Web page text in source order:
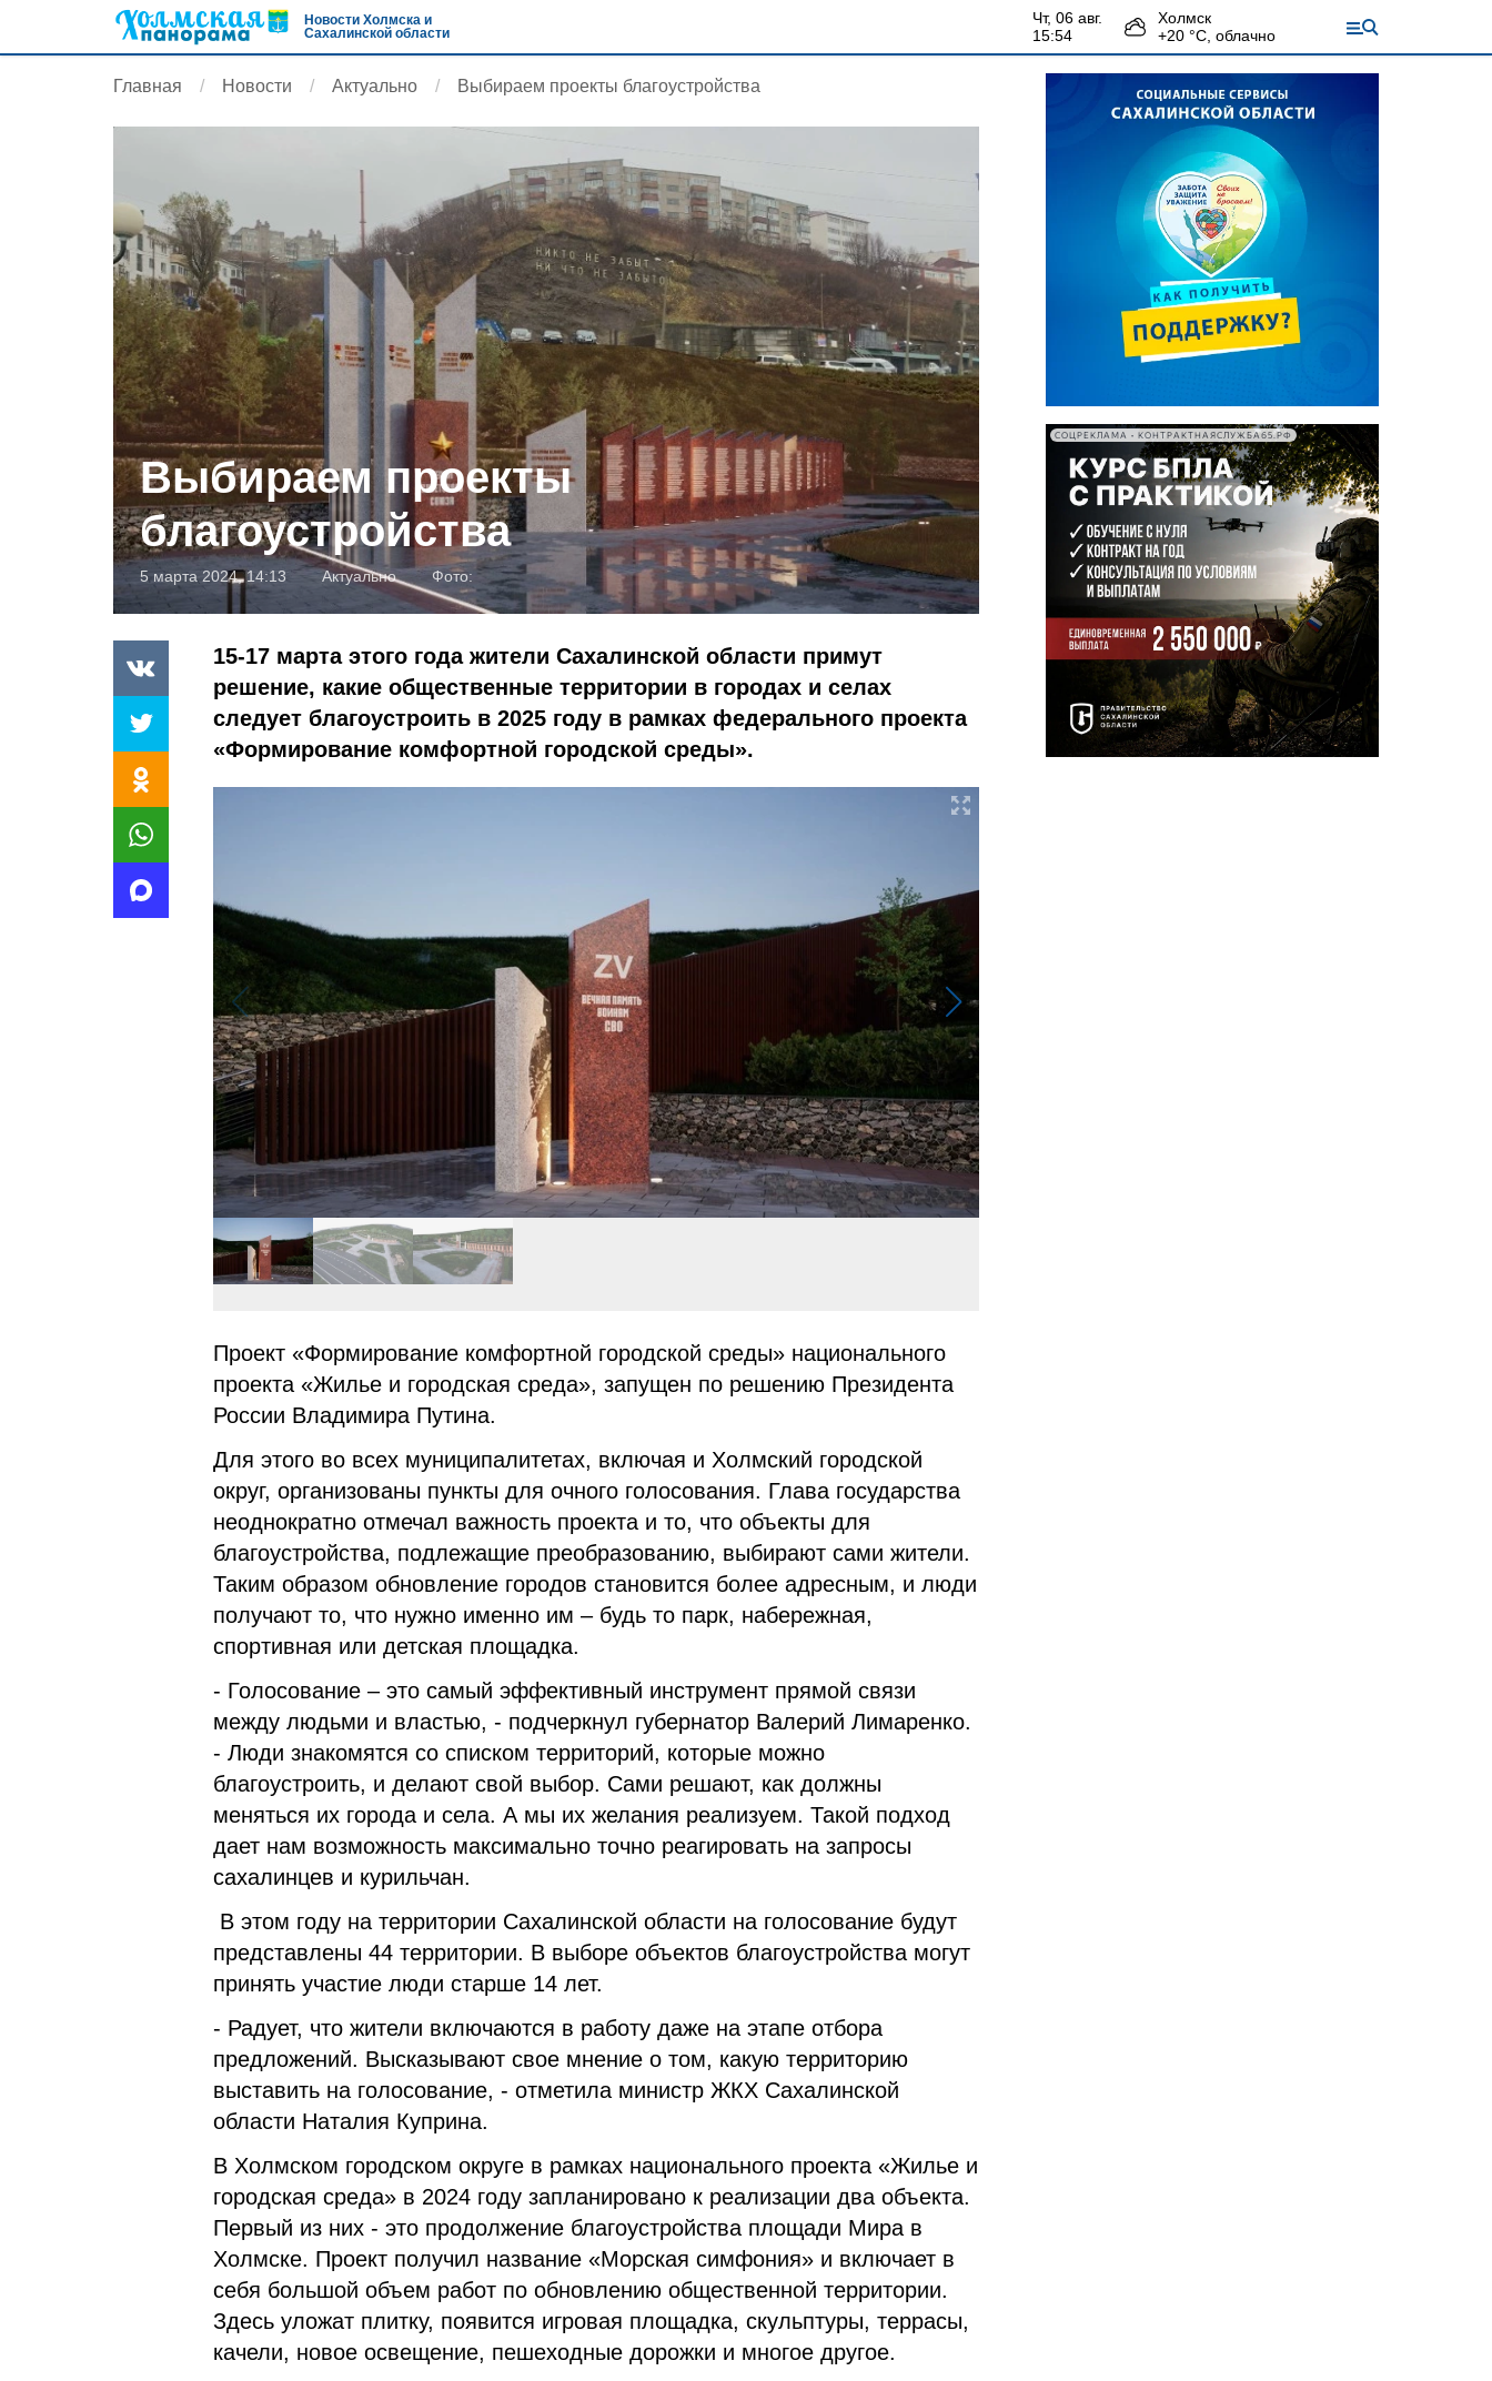
Новости Холмска и
Сахалинской области
чт, 06 авг.
15:54
Холмск
+20 °С, облачно
Главная Новости Актуально Выбираем проекты благоустройства
Выбираем проекты
благоустройства
5 марта 2024, 14:13 Актуально Фото:
15-17 марта этого года жители Сахалинской области примут
решение, какие общественные территории в городах и селах
следует благоустроить в 2025 году в рамках федерального проекта
«Формирование комфортной городской среды».
Проект «Формирование комфортной городской среды» национального
проекта «Жилье и городская среда», запущен по решению Президента
России Владимира Путина.
Для этого во всех муниципалитетах, включая и Холмский городской
округ, организованы пункты для очного голосования. Глава государства
неоднократно отмечал важность проекта и то, что объекты для
благоустройства, подлежащие преобразованию, выбирают сами жители.
Таким образом обновление городов становится более адресным, и люди
получают то, что нужно именно им – будь то парк, набережная,
спортивная или детская площадка.
- Голосование – это самый эффективный инструмент прямой связи
между людьми и властью, - подчеркнул губернатор Валерий Лимаренко.
- Люди знакомятся со списком территорий, которые можно
благоустроить, и делают свой выбор. Сами решают, как должны
меняться их города и села. А мы их желания реализуем. Такой подход
дает нам возможность максимально точно реагировать на запросы
сахалинцев и курильчан.
В этом году на территории Сахалинской области на голосование будут
представлены 44 территории. В выборе объектов благоустройства могут
принять участие люди старше 14 лет.
- Радует, что жители включаются в работу даже на этапе отбора
предложений. Высказывают свое мнение о том, какую территорию
выставить на голосование, - отметила министр ЖКХ Сахалинской
области Наталия Куприна.
В Холмском городском округе в рамках национального проекта «Жилье и
городская среда» в 2024 году запланировано к реализации два объекта.
Первый из них - это продолжение благоустройства площади Мира в
Холмске. Проект получил название «Морская симфония» и включает в
себя большой объем работ по обновлению общественной территории.
Здесь уложат плитку, появится игровая площадка, скульптуры, террасы,
качели, новое освещение, пешеходные дорожки и многое другое.
СОЦРЕКЛАМА • КОНТРАКТНАЯСЛУЖБА65.РФ